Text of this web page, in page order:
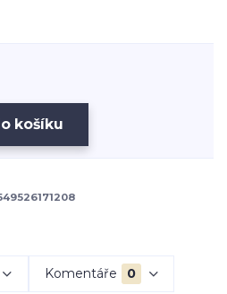
košíku
Komentáře 0